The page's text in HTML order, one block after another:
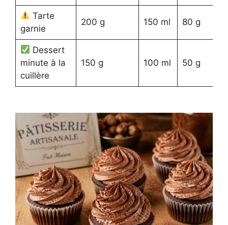
Tarte
garnie
200 g 150 ml 80 g
Dessert
minute à la
cuillère
150 g 100 ml 50 g